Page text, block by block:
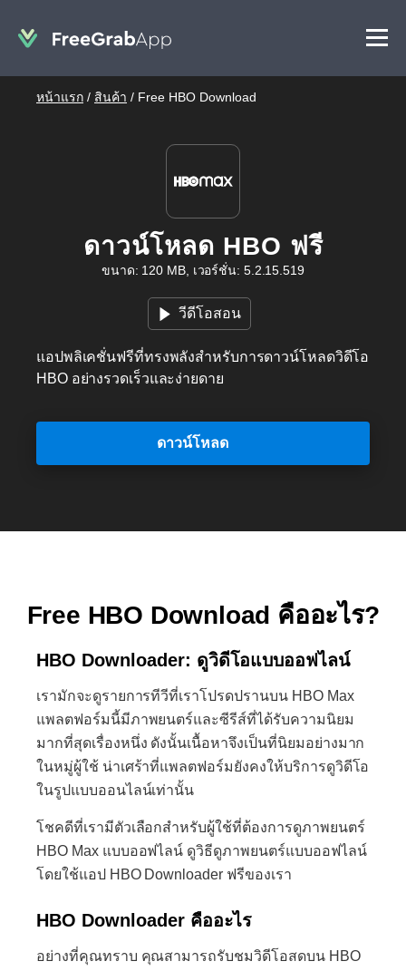
หน้าแรก / สินค้า / Free HBO Download
ดาวน์โหลด HBO ฟรี
ขนาด: 120 MB, เวอร์ชั่น: 5.2.15.519
วีดีโอสอน
แอปพลิเคชั่นฟรีที่ทรงพลังสำหรับการดาวน์โหลดวิดีโอ
HBO อย่างรวดเร็วและง่ายดาย
ดาวน์โหลด
Free HBO Download คืออะไร?
HBO Downloader: ดูวิดีโอแบบออฟไลน์
เรามักจะดูรายการทีวีที่เราโปรดปรานบน HBO Max
แพลตฟอร์มนี้มีภาพยนตร์และซีรีส์ที่ได้รับความนิยม
มากที่สุดเรื่องหนึ่ง ดังนั้นเนื้อหาจึงเป็นที่นิยมอย่างมาก
ในหมู่ผู้ใช้ น่าเศร้าที่แพลตฟอร์มยังคงให้บริการดูวิดีโอ
ในรูปแบบออนไลน์เท่านั้น
โชคดีที่เรามีตัวเลือกสำหรับผู้ใช้ที่ต้องการดูภาพยนตร์
HBO Max แบบออฟไลน์ ดูวิธีดูภาพยนตร์แบบออฟไลน์
โดยใช้แอป HBO Downloader ฟรีของเรา
HBO Downloader คืออะไร
อย่างที่คุณทราบ คุณสามารถรับชมวิดีโอสดบน HBO